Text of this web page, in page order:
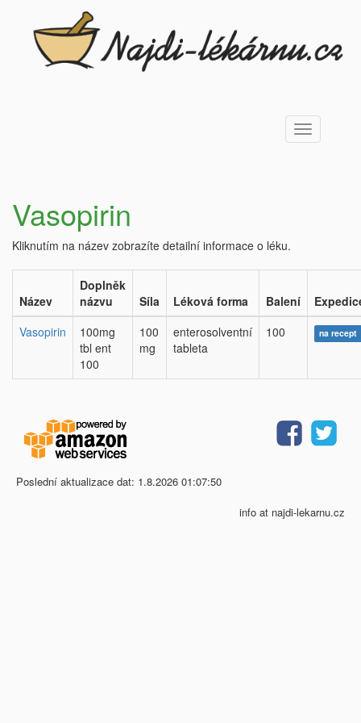
Toggle
navigation
Vasopirin
Kliknutím na název zobrazíte detailní informace o léku.
Název
Doplněk
názvu
Síla Léková forma Balení
Vasopirin
100mg
tbl ent
100
100
mg
enterosolventní
tableta
100 na recept
Poslední aktualizace dat: 1.8.2026 01:07:50
info at najdi-lekarnu.cz